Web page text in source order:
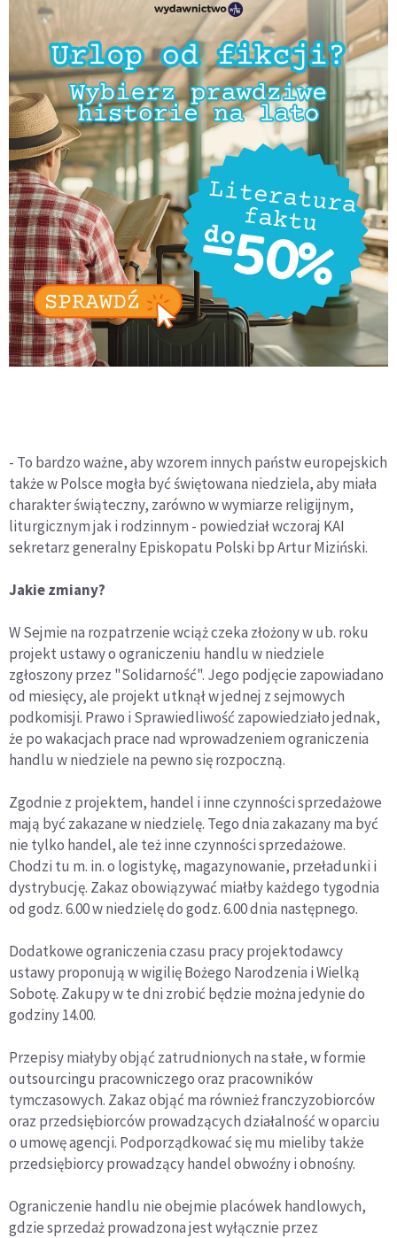
- To bardzo ważne, aby wzorem innych państw europejskich
także w Polsce mogła być świętowana niedziela, aby miała
charakter świąteczny, zarówno w wymiarze religijnym,
liturgicznym jak i rodzinnym - powiedział wczoraj KAI
sekretarz generalny Episkopatu Polski bp Artur Miziński.
Jakie zmiany?
W Sejmie na rozpatrzenie wciąż czeka złożony w ub. roku
projekt ustawy o ograniczeniu handlu w niedziele
zgłoszony przez "Solidarność". Jego podjęcie zapowiadano
od miesięcy, ale projekt utknął w jednej z sejmowych
podkomisji. Prawo i Sprawiedliwość zapowiedziało jednak,
że po wakacjach prace nad wprowadzeniem ograniczenia
handlu w niedziele na pewno się rozpoczną.
Zgodnie z projektem, handel i inne czynności sprzedażowe
mają być zakazane w niedzielę. Tego dnia zakazany ma być
nie tylko handel, ale też inne czynności sprzedażowe.
Chodzi tu m. in. o logistykę, magazynowanie, przeładunki i
dystrybucję. Zakaz obowiązywać miałby każdego tygodnia
od godz. 6.00 w niedzielę do godz. 6.00 dnia następnego.
Dodatkowe ograniczenia czasu pracy projektodawcy
ustawy proponują w wigilię Bożego Narodzenia i Wielką
Sobotę. Zakupy w te dni zrobić będzie można jedynie do
godziny 14.00.
Przepisy miałyby objąć zatrudnionych na stałe, w formie
outsourcingu pracowniczego oraz pracowników
tymczasowych. Zakaz objąć ma również franczyzobiorców
oraz przedsiębiorców prowadzących działalność w oparciu
o umowę agencji. Podporządkować się mu mieliby także
przedsiębiorcy prowadzący handel obwoźny i obnośny.
Ograniczenie handlu nie obejmie placówek handlowych,
gdzie sprzedaż prowadzona jest wyłącznie przez